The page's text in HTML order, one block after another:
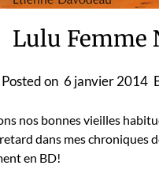
Lulu Femme
Posted on 6 janvier 2014
nos bonnes vieilles
dans mes chroniques
en BD!